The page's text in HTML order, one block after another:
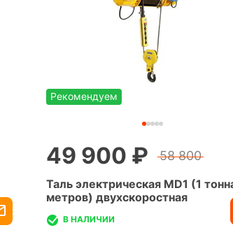
Таль электрическая MD1 (1
метров) двухскоростная
Рекомендуем
В НАЛИЧИИ
49 900 ₽ 58 800